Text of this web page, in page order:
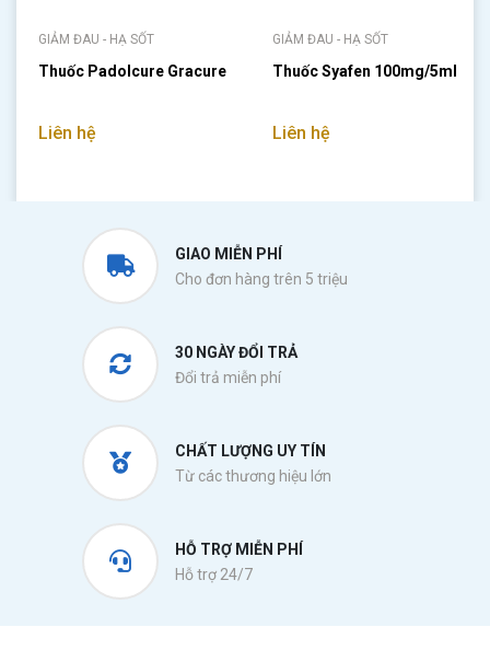
GIẢM ĐAU - HẠ SỐT
Thuốc Padolcure Gracure
Liên hệ
GIẢM ĐAU - HẠ SỐT
Thuốc Syafen 100mg/5ml
Liên hệ
GIAO MIỄN PHÍ
Cho đơn hàng trên 5 triệu
30 NGÀY ĐỔI TRẢ
Đổi trả miễn phí
CHẤT LƯỢNG UY TÍN
Từ các thương hiệu lớn
HỖ TRỢ MIỄN PHÍ
Hỗ trợ 24/7